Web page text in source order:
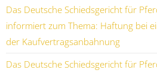
Das Deutsche Schiedsgericht für
informiert zum Thema: Haftung bei
der Kaufvertragsanbahnung
Das Deutsche Schiedsgericht für